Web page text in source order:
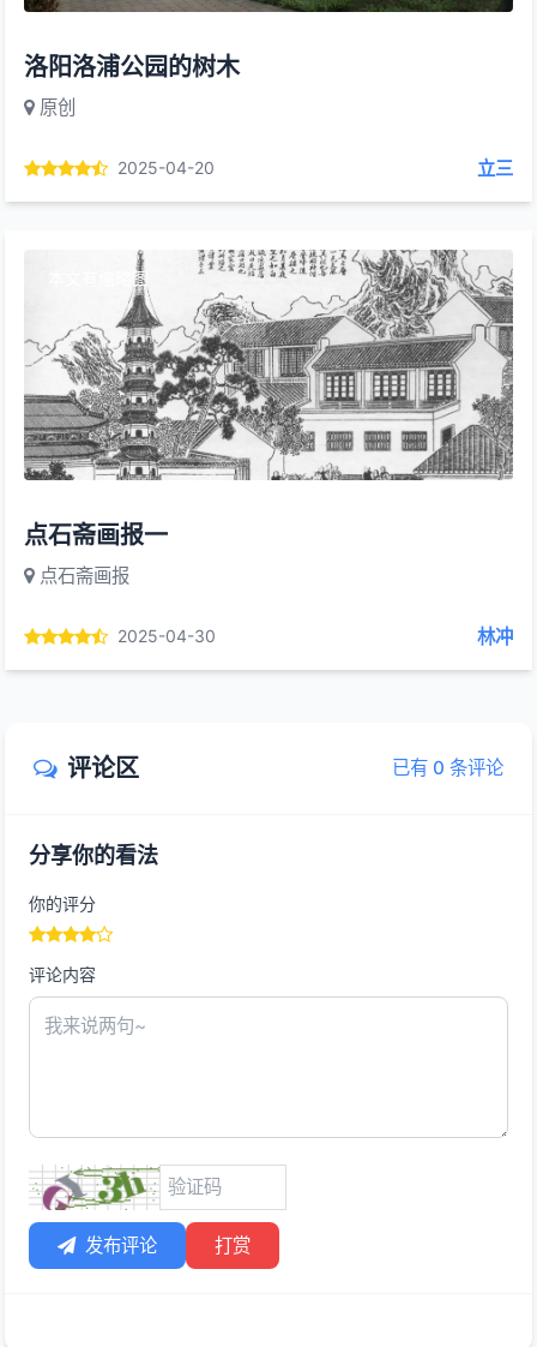
洛阳洛浦公园的树木
原创
2025-04-20 立三
本文有缩略图
点石斋画报一
点石斋画报
2025-04-30 林冲
评论区 已有 0 条评论
分享你的看法
你的评分
评论内容
发布评论 打赏